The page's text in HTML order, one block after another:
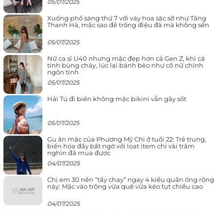
05/07/2025
Xuống phố sáng thứ 7 với váy hoa sặc sỡ như Tăng
Thanh Hà, mặc sao để trông điệu đà mà không sến
05/07/2025
Nữ ca sĩ U40 nhưng mặc đẹp hơn cả Gen Z, khi cá
tính bùng cháy, lúc lại bánh bèo như cô nữ chính
ngôn tình
05/07/2025
Hải Tú đi biển không mặc bikini vẫn gây sốt
05/07/2025
Gu ăn mặc của Phương Mỹ Chi ở tuổi 22: Trẻ trung,
biến hóa đầy bất ngờ với loạt item chỉ vài trăm
nghìn đã mua được
04/07/2025
Chị em 30 nên “tẩy chay” ngay 4 kiểu quần ống rộng
này: Mặc vào trông vừa quê vừa kéo tụt chiều cao
04/07/2025